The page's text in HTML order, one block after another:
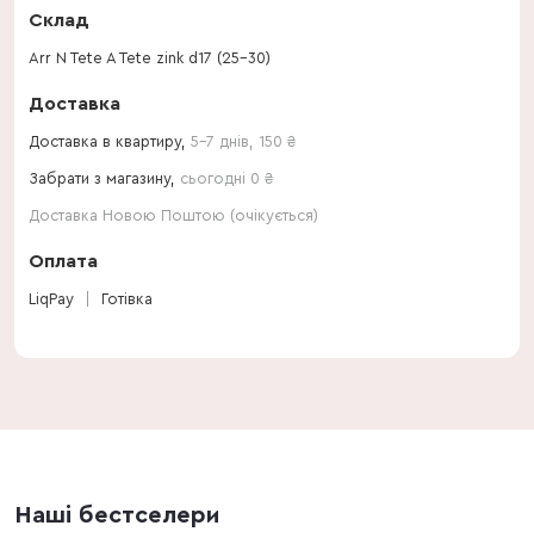
Склад
Arr N Tete A Tete zink d17 (25-30)
Доставка
Доставка в квартиру, 5-7 днів 150 ₴
Забрати з магазину, сьогодні 0 ₴
Доставка Новою Поштою (очікується)
Оплата
LiqPay Готівка
Наші бестселери